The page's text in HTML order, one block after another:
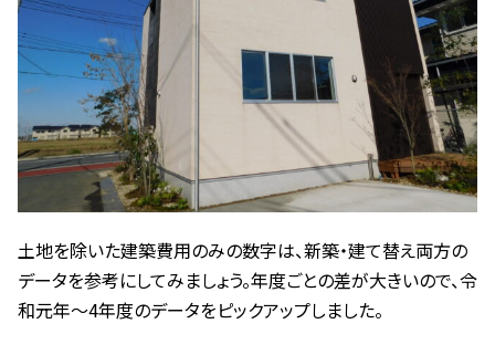
土地を除いた建築費用のみの数字は、新築・建て替え両方の
データを参考にしてみましょう。年度ごとの差が大きいので、令
和元年～4年度のデータをピックアップしました。